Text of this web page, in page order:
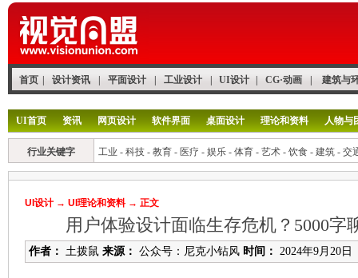
首页 设计资讯 平面设计 工业设计 UI设计 CG·动画 建筑与
UI首页 资讯 网页设计 软件界面 桌面设计 理论和资料 人物与
行业关键字 工业 - 科技 - 教育 - 医疗 - 娱乐 - 体育 - 艺术 - 饮食 - 建筑 - 交
UI设计 → UI理论和资料 → 正文
用户体验设计面临生存危机？5000字
作者： 土拨鼠 来源： 公众号：尼克小钻风 时间： 2024年9月20日